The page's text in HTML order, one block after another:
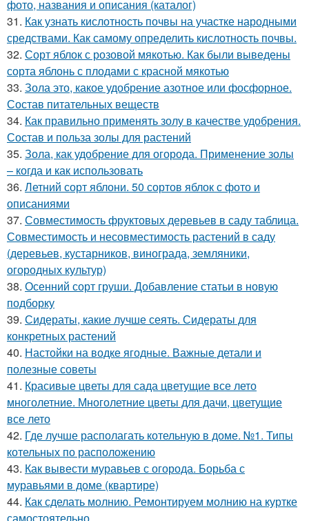
фото, названия и описания (каталог)
31. Как узнать кислотность почвы на участке народными
средствами. Как самому определить кислотность почвы.
32. Сорт яблок с розовой мякотью. Как были выведены
сорта яблонь с плодами с красной мякотью
33. Зола это, какое удобрение азотное или фосфорное.
Состав питательных веществ
34. Как правильно применять золу в качестве удобрения.
Состав и польза золы для растений
35. Зола, как удобрение для огорода. Применение золы
– когда и как использовать
36. Летний сорт яблони. 50 сортов яблок с фото и
описаниями
37. Совместимость фруктовых деревьев в саду таблица.
Совместимость и несовместимость растений в саду
(деревьев, кустарников, винограда, земляники,
огородных культур)
38. Осенний сорт груши. Добавление статьи в новую
подборку
39. Сидераты, какие лучше сеять. Сидераты для
конкретных растений
40. Настойки на водке ягодные. Важные детали и
полезные советы
41. Красивые цветы для сада цветущие все лето
многолетние. Многолетние цветы для дачи, цветущие
все лето
42. Где лучше располагать котельную в доме. №1. Типы
котельных по расположению
43. Как вывести муравьев с огорода. Борьба с
муравьями в доме (квартире)
44. Как сделать молнию. Ремонтируем молнию на куртке